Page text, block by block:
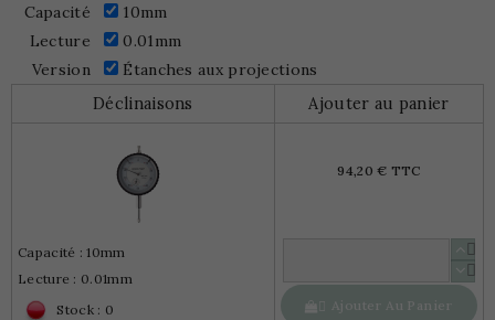
Capacité
10mm
Lecture
0.01mm
Version
Étanches aux projections
Déclinaisons
Ajouter au panier
Capacité : 10mm
Lecture : 0.01mm
Stock : 0
94,20 € TTC
Ajouter Au Panier